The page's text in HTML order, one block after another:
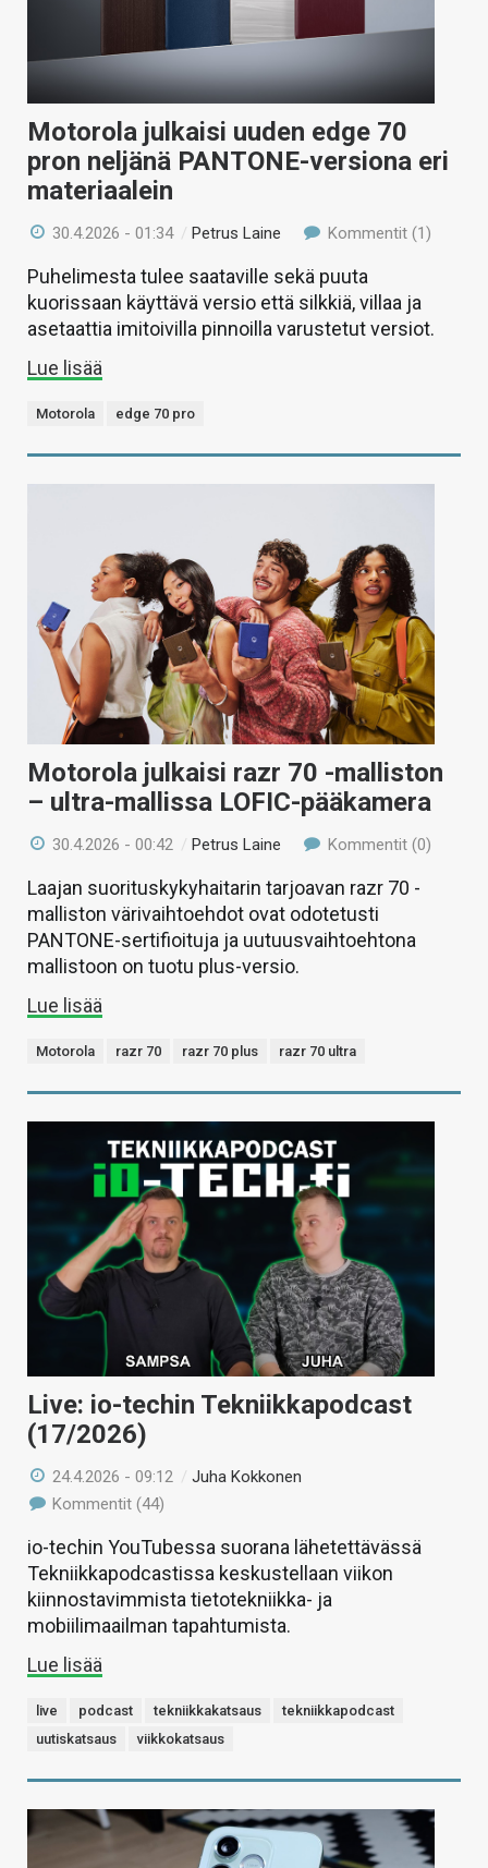
Motorola julkaisi uuden edge 70
pron neljänä PANTONE-versiona eri
materiaalein
30.4.2026 - 01:34 /Petrus Laine Kommentit (1)
Puhelimesta tulee saataville sekä puuta
kuorissaan käyttävä versio että silkkiä, villaa ja
asetaattia imitoivilla pinnoilla varustetut versiot.
Lue lisää
Motorola edge 70 pro
Motorola julkaisi razr 70 -malliston
– ultra-mallissa LOFIC-pääkamera
30.4.2026 - 00:42 /Petrus Laine Kommentit (0)
Laajan suorituskykyhaitarin tarjoavan razr 70 -
malliston värivaihtoehdot ovat odotetusti
PANTONE-sertifioituja ja uutuusvaihtoehtona
mallistoon on tuotu plus-versio.
Lue lisää
Motorola razr 70 razr 70 plus razr 70 ultra
Live: io-techin Tekniikkapodcast
(17/2026)
24.4.2026 - 09:12 /Juha Kokkonen
Kommentit (44)
io-techin YouTubessa suorana lähetettävässä
Tekniikkapodcastissa keskustellaan viikon
kiinnostavimmista tietotekniikka- ja
mobiilimaailman tapahtumista.
Lue lisää
live podcast tekniikkakatsaus
tekniikkapodcast
uutiskatsaus
viikkokatsaus